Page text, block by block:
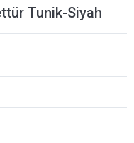
Tunik-Siyah